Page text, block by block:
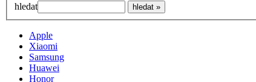
hledat
Apple
Xiaomi
Samsung
Huawei
Honor